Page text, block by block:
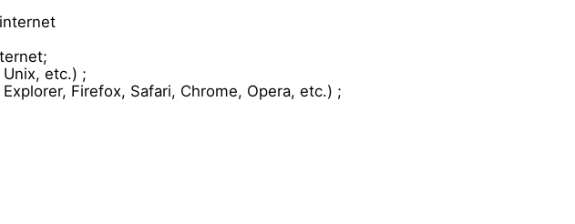
etc.) ;
Firefox, Safari, Chrome, Opera, etc.) ;